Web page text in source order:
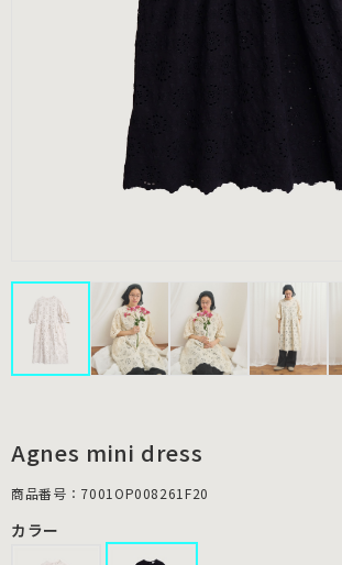
Agnes mini dress
商品番号：7001OP008261F20
カラー